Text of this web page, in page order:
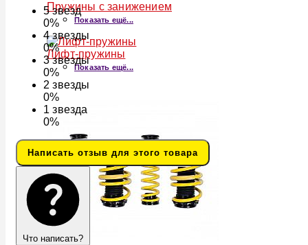
Пружины с занижением
Показать ещё...
Лифт-пружины
Показать ещё...
5звезд
0%
4звезды
0%
3звезды
0%
2звезды
0%
1звезда
0%
Написать отзыв для этого товара
Что написать?